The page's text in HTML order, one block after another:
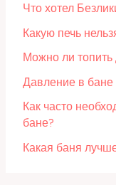
Что хотел
Какую печь
Можно ли топить
Давление в
Как часто
бане?
Какая баня